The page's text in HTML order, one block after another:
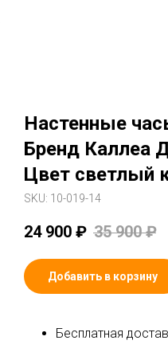
Настенные
Бренд Каллеа
Цвет светлый
SKU: 10-019-14
24 900 ₽ 35 900 ₽
Добавить в корзину
Бесплатная